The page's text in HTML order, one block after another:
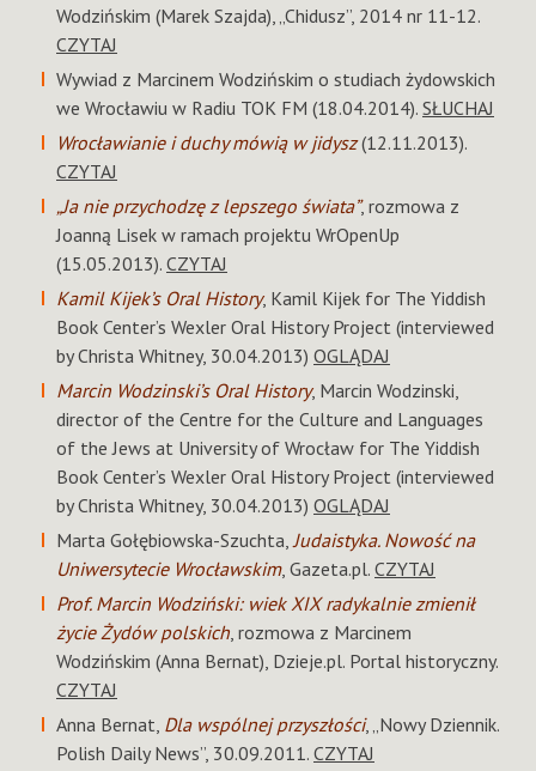
Wodzińskim (Marek Szajda), „Chidusz”, 2014 nr 11-12.
CZYTAJ
Wywiad z Marcinem Wodzińskim o studiach żydowskich
we Wrocławiu w Radiu TOK FM (18.04.2014). SŁUCHAJ
Wrocławianie i duchy mówią w jidysz(12.11.2013).
CZYTAJ
„Ja nie przychodzę z lepszego świata”, rozmowa z
Joanną Lisek w ramach projektu WrOpenUp
(15.05.2013). CZYTAJ
Kamil Kijek’s Oral History, Kamil Kijek for The Yiddish
Book Center’s Wexler Oral History Project (interviewed
by Christa Whitney, 30.04.2013) OGLĄDAJ
Marcin Wodzinski’s Oral History, Marcin Wodzinski,
director of the Centre for the Culture and Languages
of the Jews at University of Wrocław for The Yiddish
Book Center’s Wexler Oral History Project (interviewed
by Christa Whitney, 30.04.2013) OGLĄDAJ
Marta Gołębiowska-Szuchta,Judaistyka. Nowość na
Uniwersytecie Wrocławskim, Gazeta.pl. CZYTAJ
Prof. Marcin Wodziński: wiek XIX radykalnie zmienił
życie Żydów polskich, rozmowa z Marcinem
Wodzińskim (Anna Bernat), Dzieje.pl. Portal historyczny.
CZYTAJ
Anna Bernat, Dla wspólnej przyszłości, „Nowy Dziennik.
Polish Daily News”, 30.09.2011. CZYTAJ